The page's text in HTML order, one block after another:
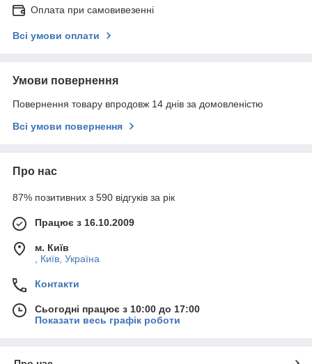
Оплата при самовивезенні
Всі умови оплати
Умови повернення
Повернення товару впродовж 14 днів за домовленістю
Всі умови повернення
Про нас
87% позитивних з 590 відгуків за рік
Працює з 16.10.2009
м. Київ
, Київ, Україна
Контакти
Сьогодні працює з 10:00 до 17:00
Показати весь графік роботи